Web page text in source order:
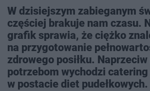
W dzisiejszym zabieganym
częściej brakuje nam czasu.
grafik sprawia, że ciężko
na przygotowanie
zdrowego posiłku.
potrzebom wychodzi
w postacie diet pudełkowych.